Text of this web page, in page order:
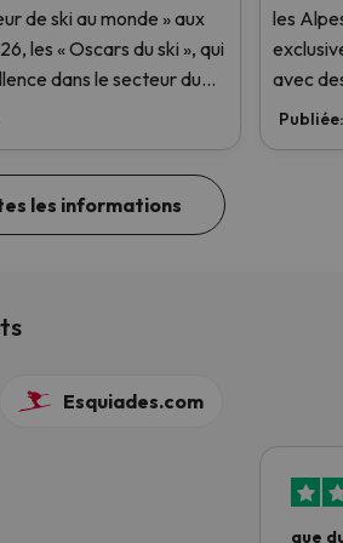
de ski au monde » aux
les « Oscars du ski », qui
dans le secteur du
et aidez-nous à
les
avec
les informations
Esquiades.com
que